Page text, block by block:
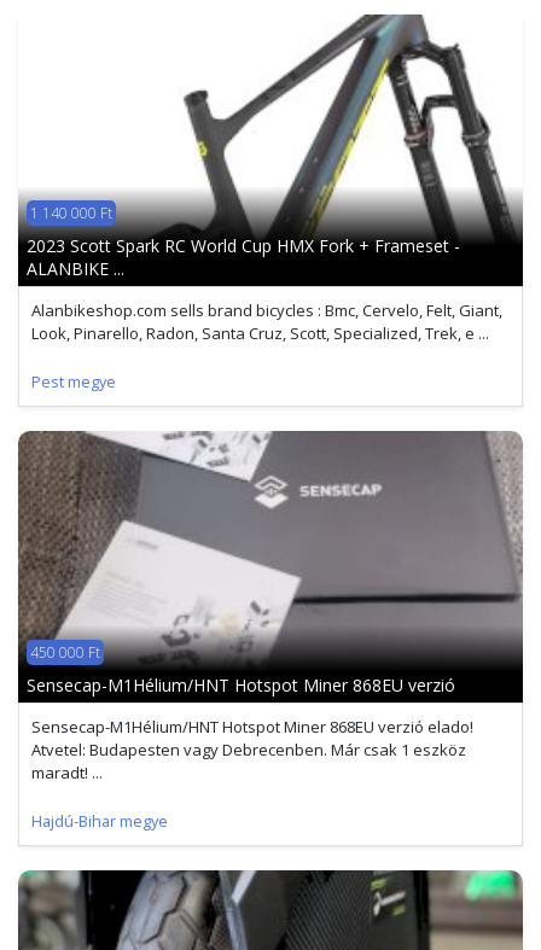
1 140 000 Ft
2023 Scott Spark RC World Cup HMX Fork + Frameset -
ALANBIKE ...
Alanbikeshop.com sells brand bicycles : Bmc, Cervelo, Felt, Giant,
Look, Pinarello, Radon, Santa Cruz, Scott, Specialized, Trek, e ...
Pest megye
450 000 Ft
Sensecap-M1Hélium/HNT Hotspot Miner 868EU verzió
Sensecap-M1Hélium/HNT Hotspot Miner 868EU verzió elado!
Atvetel: Budapesten vagy Debrecenben. Már csak 1 eszköz
maradt! ...
Hajdú-Bihar megye